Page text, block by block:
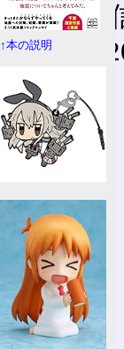
通
(27-May-
↑本の説明